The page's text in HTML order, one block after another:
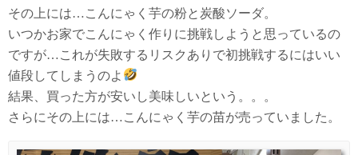
その上には…こんにゃく芋の粉と炭酸ソーダ。
いつかお家でこんにゃく作りに挑戦しようと思っているの
ですが…これが失敗するリスクありで初挑戦するにはいい
値段してしまうのよ
結果、買った方が安いし美味しいという。。。
さらにその上には…こんにゃく芋の苗が売っていました。